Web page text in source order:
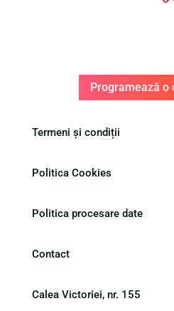
Programează o
Termeni și condiții
Politica Cookies
Politica procesare date
Contact
Calea Victoriei, nr. 155